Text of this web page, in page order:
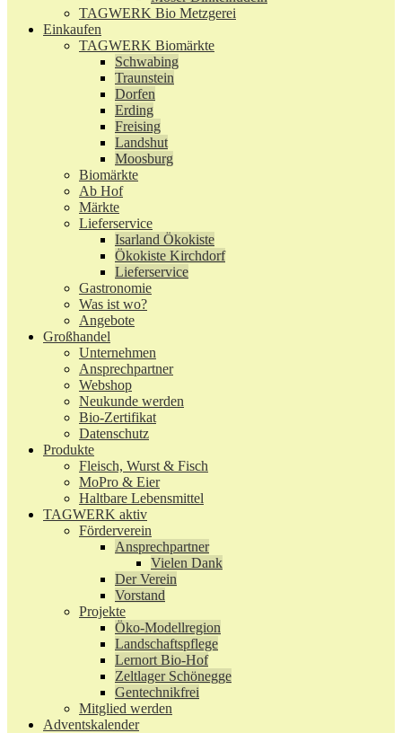
TAGWERK Bio Metzgerei
Einkaufen
TAGWERK Biomärkte
Schwabing
Traunstein
Dorfen
Erding
Freising
Landshut
Moosburg
Biomärkte
Ab Hof
Märkte
Lieferservice
Isarland Ökokiste
Ökokiste Kirchdorf
Lieferservice
Gastronomie
Was ist wo?
Angebote
Großhandel
Unternehmen
Ansprechpartner
Webshop
Neukunde werden
Bio-Zertifikat
Datenschutz
Produkte
Fleisch, Wurst & Fisch
MoPro & Eier
Haltbare Lebensmittel
TAGWERK aktiv
Förderverein
Ansprechpartner
Vielen Dank
Der Verein
Vorstand
Projekte
Öko-Modellregion
Landschaftspflege
Lernort Bio-Hof
Zeltlager Schönegge
Gentechnikfrei
Mitglied werden
Adventskalender